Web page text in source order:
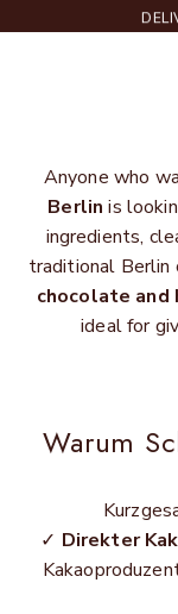
Anyone who
Berlin is
ingredients,
traditional Berlin
chocolate and
ideal for
Warum
✓ Direkter